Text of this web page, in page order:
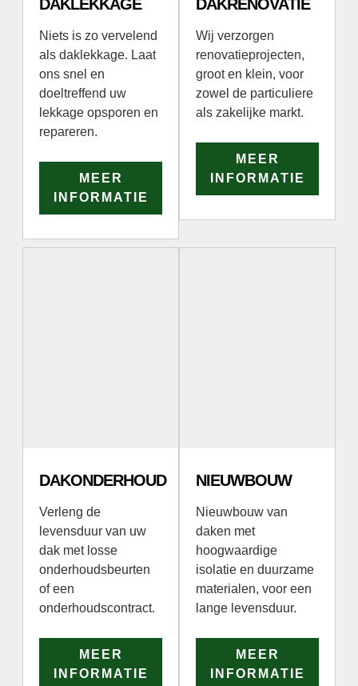
DAKLEKKAGE
Niets is zo vervelend
als daklekkage. Laat
ons snel en
doeltreffend uw
lekkage opsporen en
repareren.
MEER
INFORMATIE
DAKRENOVATIE
Wij verzorgen
renovatieprojecten,
groot en klein, voor
zowel de particuliere
als zakelijke markt.
MEER
INFORMATIE
DAKONDERHOUD
Verleng de
levensduur van uw
dak met losse
onderhoudsbeurten
of een
onderhoudscontract.
MEER
INFORMATIE
NIEUWBOUW
Nieuwbouw van
daken met
hoogwaardige
isolatie en duurzame
materialen, voor een
lange levensduur.
MEER
INFORMATIE